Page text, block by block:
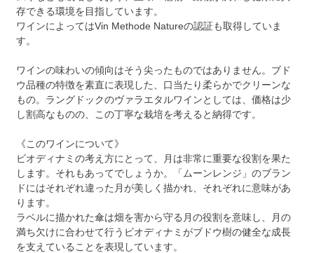
存できる環境を目指しています。
ワインによってはVin Methode Natureの認証も取得していま
す。
ワインの味わいの傾向はそう尖ったものではありません。ブド
ウ品種の特徴を素直に表現した、口当たり柔らかでクリーンな
もの。ラングドックのヴァラエタルワインとしては、価格は少
し割高なものの、この丁寧な栽培を考えると納得です。
《このワインについて》
ビオディナミの考え方にとって、月は非常に重要な役割を果た
します。それもあってでしょうか。「ムーンレンジ」のブラン
ドにはそれぞれ違った月が美しく描かれ、それぞれに意味があ
ります。
ラベルに描かれた傘は畑を害から守る月の役割を意味し、月の
満ち欠けに合わせて行うビオディナミがブドウ樹の健全な成長
を支えていることを表現しています。